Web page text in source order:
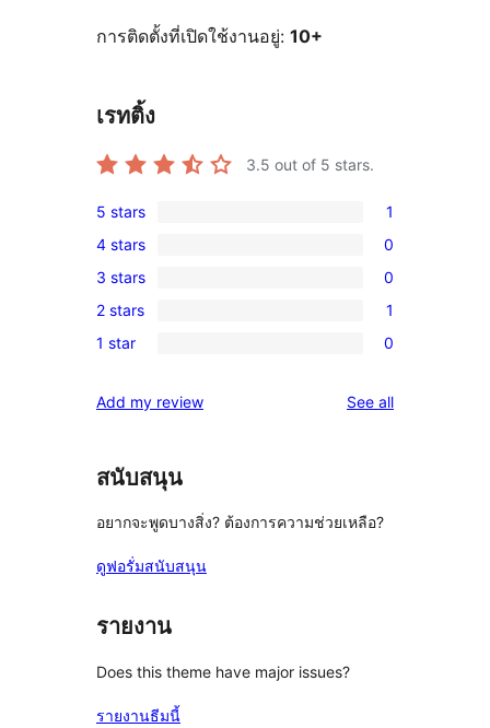
การติดตั้งที่เปิดใช้งานอยู่: 10+
เรทติ้ง
3.5 out of 5 stars.
1
5-
star
review
5 stars 1
0
4-
star
reviews
4 stars 0
0
3-
star
3 stars 0
1
2-
review
2 stars 1
0
star
1 star 0
Add my review See allreviews
สนับสนุน
อยากจะพูดบางสิ่ง? ต้องการความช่วยเหลือ?
ดูฟอรั่มสนับสนุน
รายงาน
Does this theme have major issues?
รายงานธีมนี้